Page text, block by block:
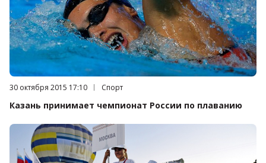
Дата публикации:
30 октября 2015 17:10 Категория:
Спорт
Казань принимает чемпионат России по плаванию